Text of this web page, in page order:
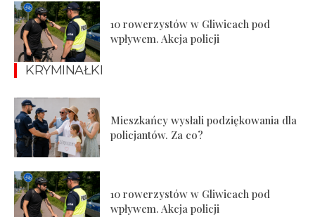
10 rowerzystów w Gliwicach pod
wpływem. Akcja policji
KRYMINAŁKI
Mieszkańcy wysłali podziękowania dla
policjantów. Za co?
10 rowerzystów w Gliwicach pod
wpływem. Akcja policji